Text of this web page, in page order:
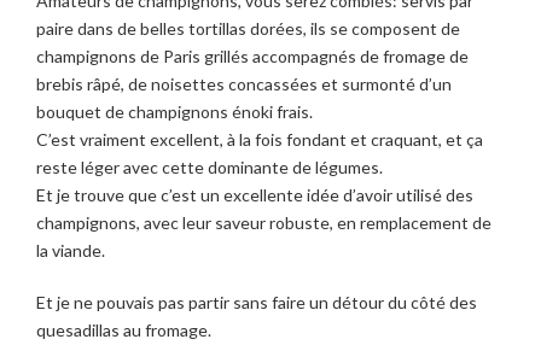
paire dans de belles tortillas dorées, ils se composent de
champignons de Paris grillés accompagnés de fromage de
brebis râpé, de noisettes concassées et surmonté d’un
bouquet de champignons énoki frais.
C’est vraiment excellent, à la fois fondant et craquant, et ça
reste léger avec cette dominante de légumes.
Et je trouve que c’est un excellente idée d’avoir utilisé des
champignons, avec leur saveur robuste, en remplacement de
la viande.
Et je ne pouvais pas partir sans faire un détour du côté des
quesadillas au fromage.